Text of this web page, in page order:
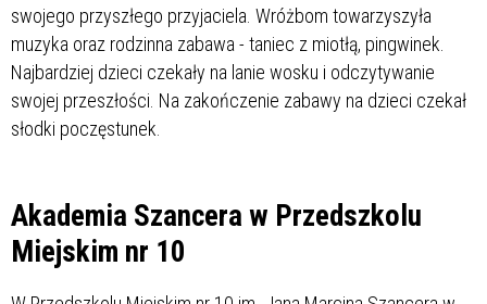
swojego przyszłego przyjaciela. Wróżbom towarzyszyła
muzyka oraz rodzinna zabawa - taniec z miotłą, pingwinek.
Najbardziej dzieci czekały na lanie wosku i odczytywanie
swojej przeszłości. Na zakończenie zabawy na dzieci czekał
słodki poczęstunek.
Akademia Szancera w Przedszkolu
Miejskim nr 10